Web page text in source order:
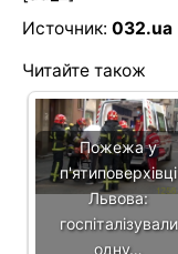
Источник: 032.ua
Читайте також
Пожежа у
п'ятиповерхівці
Львова:
госпіталізували
одну…